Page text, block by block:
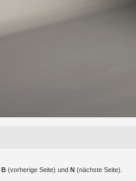
B (vorherige Seite) und N (nächste Seite).